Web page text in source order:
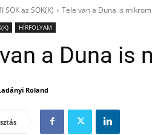
SOK az SOK(K) Tele van a Duna is
HÍRFOLYAM
a Duna is
Roland